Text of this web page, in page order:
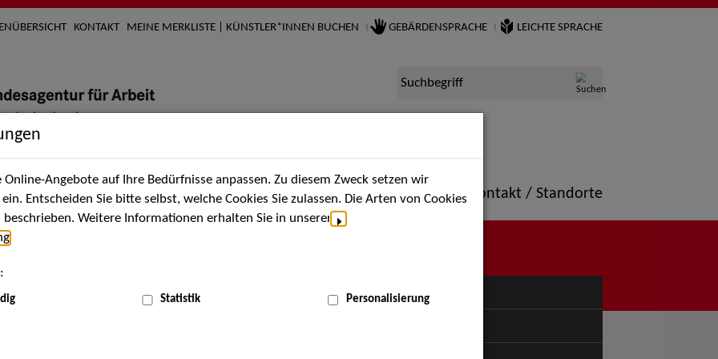
KONTAKT MEINE MERKLISTE | KÜNSTLER*INNEN BUCHEN GEBÄRDENSPRACHE LEICHTE SPRACHE
Suchbegriff
Künstler*innen Über uns Aktuelles Termine Portfolio Kontakt / Standorte
MENÜ
Angebote auf Ihre Bedürfnisse anpassen. Zu diesem Zweck setzen wir
Entscheiden Sie bitte selbst, welche Cookies Sie zulassen. Die Arten von Cookies
Weitere Informationen erhalten Sie in unserer
Statistik Personalisierung